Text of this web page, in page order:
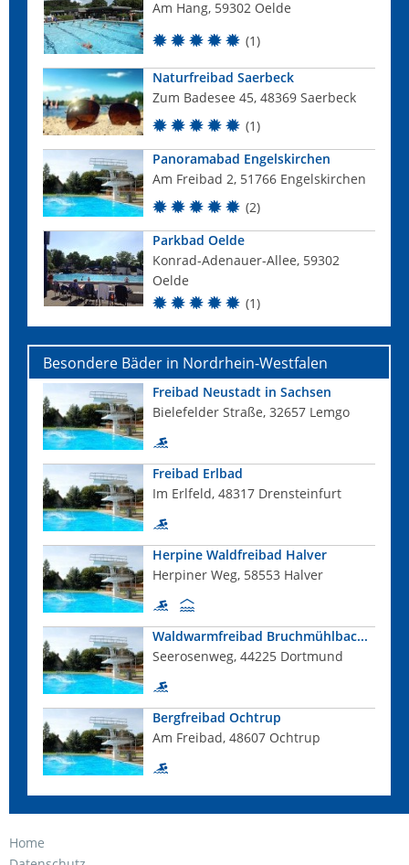
Am Hang, 59302 Oelde
(1)
Naturfreibad Saerbeck
Zum Badesee 45, 48369 Saerbeck
(1)
Panoramabad Engelskirchen
Am Freibad 2, 51766 Engelskirchen
(2)
Parkbad Oelde
Konrad-Adenauer-Allee, 59302
Oelde
(1)
Besondere Bäder in Nordrhein-Westfalen
Freibad Neustadt in Sachsen
Bielefelder Straße, 32657 Lemgo
Freibad Erlbad
Im Erlfeld, 48317 Drensteinfurt
Herpine Waldfreibad Halver
Herpiner Weg, 58553 Halver
Waldwarmfreibad Bruchmühlbac...
Seerosenweg, 44225 Dortmund
Bergfreibad Ochtrup
Am Freibad, 48607 Ochtrup
Home